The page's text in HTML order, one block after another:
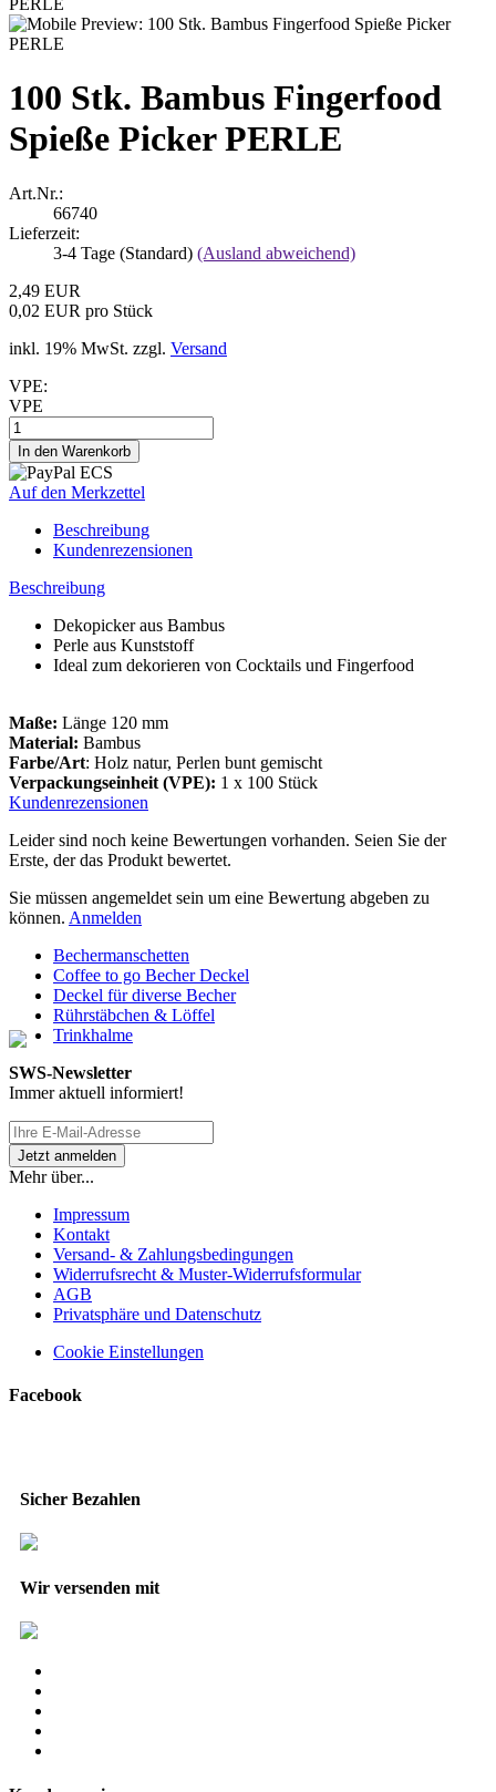
100 Stk. Bambus Fingerfood
Spieße Picker PERLE
Art.Nr.:
66740
Lieferzeit:
3-4 Tage (Standard) (Ausland abweichend)
2,49 EUR
0,02 EUR pro Stück
inkl. 19% MwSt. zzgl. Versand
VPE:
VPE
Auf den Merkzettel
Beschreibung
Kundenrezensionen
Beschreibung
Dekopicker aus Bambus
Perle aus Kunststoff
Ideal zum dekorieren von Cocktails und Fingerfood
Maße: Länge 120 mm
Material: Bambus
Farbe/Art: Holz natur, Perlen bunt gemischt
Verpackungseinheit (VPE): 1 x 100 Stück
Kundenrezensionen
Leider sind noch keine Bewertungen vorhanden. Seien Sie der
Erste, der das Produkt bewertet.
Sie müssen angemeldet sein um eine Bewertung abgeben zu
können. Anmelden
Bechermanschetten
Coffee to go Becher Deckel
Deckel für diverse Becher
Rührstäbchen & Löffel
Trinkhalme
SWS-Newsletter
Immer aktuell informiert!
Mehr über...
Impressum
Kontakt
Versand- & Zahlungsbedingungen
Widerrufsrecht & Muster-Widerrufsformular
AGB
Privatsphäre und Datenschutz
Cookie Einstellungen
Facebook
Sicher Bezahlen
Wir versenden mit